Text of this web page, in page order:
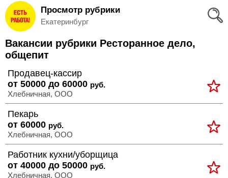
Вход
и
Регистрация
Избранное
Соискателям
Добавить
резюме
Работодателям
Просмотр рубрики
Екатеринбург
Вакансии рубрики Ресторанное дело,
общепит
Продавец-кассир
от 50000 до 60000 руб.
Хлебничная, ООО
Пекарь
от 60000 руб.
Хлебничная, ООО
Работник кухни/уборщица
от 40000 до 50000 руб.
Хлебничная, ООО